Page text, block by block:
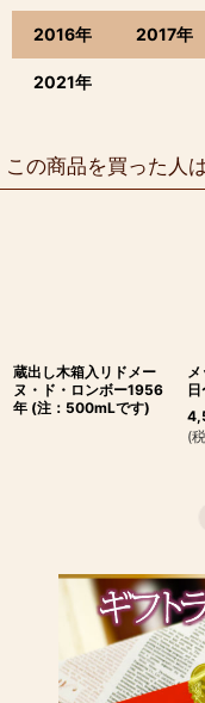
2016年 2017年
2021年
この商品を買った人
蔵出し木箱入リドメー
ヌ・ド・ロンボー1956
年 (注：500mLです)
(